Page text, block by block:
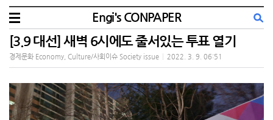
Engi's CONPAPER
[3.9 대선] 새벽 6시에도 줄서있는 투표 열기
경제문화 Economy, Culture/사회이슈 Society issue 2022. 3. 9. 06:51